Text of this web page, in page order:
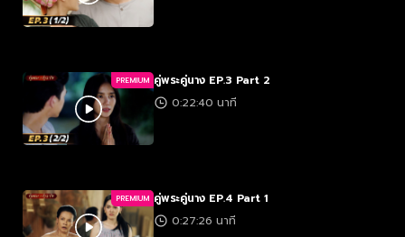
PREMIUM คู่พระคู่นาง EP.3 Part 2
0:22:40 นาที
PREMIUM คู่พระคู่นาง EP.4 Part 1
0:27:26 นาที